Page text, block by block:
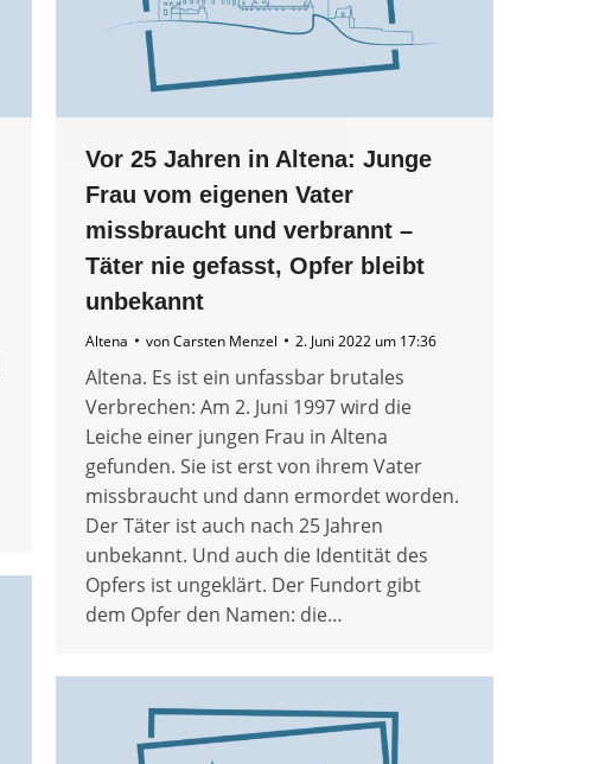
Vor 25 Jahren in Altena: Junge
Frau vom eigenen Vater
missbraucht und verbrannt –
Täter nie gefasst, Opfer bleibt
unbekannt
Altena vonCarsten Menzel 2. Juni 2022 um 17:36
Altena. Es ist ein unfassbar brutales
Verbrechen: Am 2. Juni 1997 wird die
Leiche einer jungen Frau in Altena
gefunden. Sie ist erst von ihrem Vater
missbraucht und dann ermordet worden.
Der Täter ist auch nach 25 Jahren
unbekannt. Und auch die Identität des
Opfers ist ungeklärt. Der Fundort gibt
dem Opfer den Namen: die…